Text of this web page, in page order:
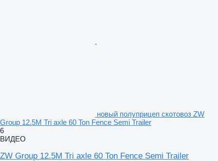
новый полуприцеп скотовоз ZW
Group 12.5M Tri axle 60 Ton Fence Semi Trailer
6
ВИДЕО
ZW Group 12.5M Tri axle 60 Ton Fence Semi Trailer